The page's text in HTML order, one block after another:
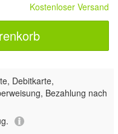
Kostenloser Versand
Debitkarte,
Bezahlung nach